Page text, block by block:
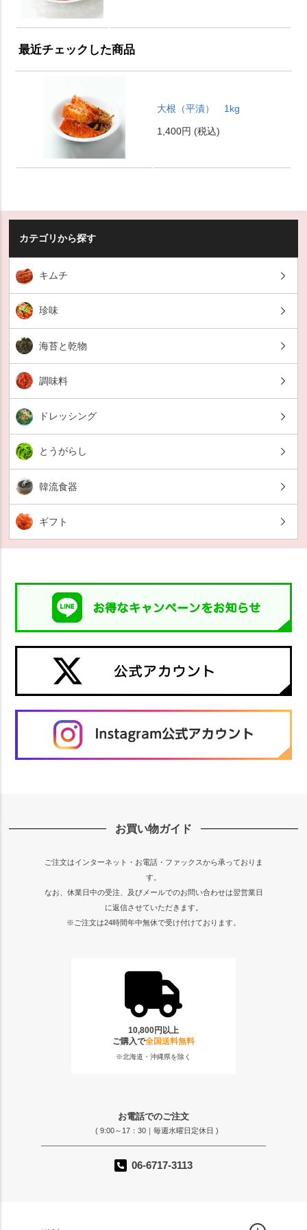
最近チェックした商品
大根（平漬） 1kg
1,400円 (税込)
カテゴリから探す
キムチ
珍味
海苔と乾物
調味料
ドレッシング
とうがらし
韓流食器
ギフト
お買い物ガイド
ご注文はインターネット・お電話・ファックスから承っておりま
す。
なお、休業日中の受注、及びメールでのお問い合わせは翌営業日
に返信させていただきます。
※ご注文は24時間年中無休で受け付けております。
10,800円以上
ご購入で全国送料無料
※北海道・沖縄県を除く
お電話でのご注文
( 9:00～17：30｜毎週水曜日定休日 )
06-6717-3113